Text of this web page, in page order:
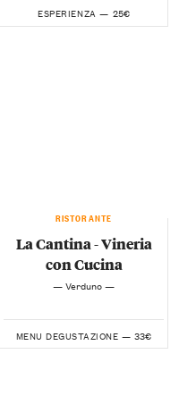
ESPERIENZA — 25€
RISTORANTE
La Cantina - Vineria
con Cucina
— Verduno —
MENU DEGUSTAZIONE — 33€